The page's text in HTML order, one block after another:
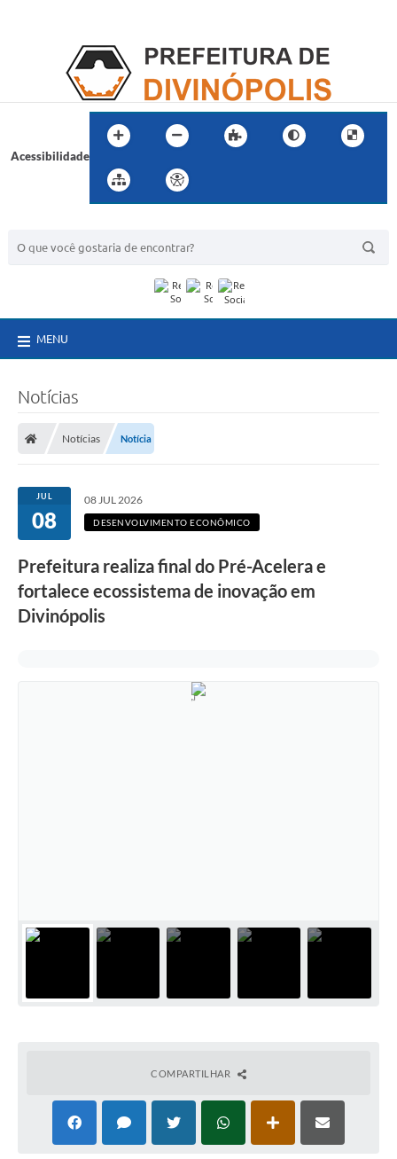
Acessibilidade
MENU
Notícias
Notícias Notícia
JUL
08
08 JUL 2026
DESENVOLVIMENTO ECONÔMICO
Prefeitura realiza final do Pré-Acelera e
fortalece ecossistema de inovação em
Divinópolis
COMPARTILHAR